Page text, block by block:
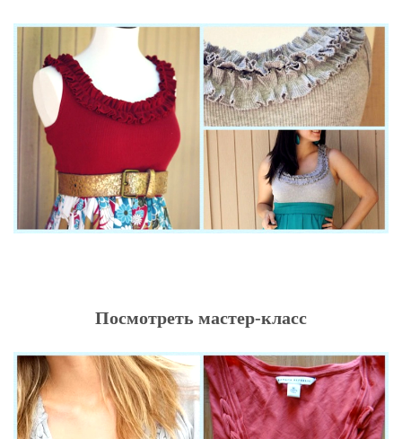
Посмотреть мастер-класс